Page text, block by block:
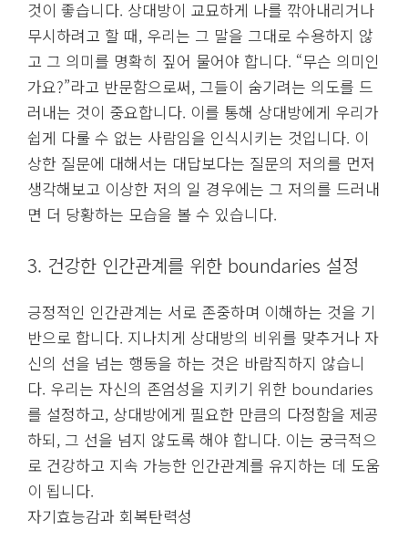
것이 좋습니다. 상대방이 교묘하게 나를 깎아내리거나
무시하려고 할 때, 우리는 그 말을 그대로 수용하지 않
고 그 의미를 명확히 짚어 물어야 합니다. “무슨 의미인
가요?”라고 반문함으로써, 그들이 숨기려는 의도를 드
러내는 것이 중요합니다. 이를 통해 상대방에게 우리가
쉽게 다룰 수 없는 사람임을 인식시키는 것입니다. 이
상한 질문에 대해서는 대답보다는 질문의 저의를 먼저
생각해보고 이상한 저의 일 경우에는 그 저의를 드러내
면 더 당황하는 모습을 볼 수 있습니다.
3. 건강한 인간관계를 위한 boundaries 설정
긍정적인 인간관계는 서로 존중하며 이해하는 것을 기
반으로 합니다. 지나치게 상대방의 비위를 맞추거나 자
신의 선을 넘는 행동을 하는 것은 바람직하지 않습니
다. 우리는 자신의 존엄성을 지키기 위한 boundaries
를 설정하고, 상대방에게 필요한 만큼의 다정함을 제공
하되, 그 선을 넘지 않도록 해야 합니다. 이는 궁극적으
로 건강하고 지속 가능한 인간관계를 유지하는 데 도움
이 됩니다.
자기효능감과 회복탄력성